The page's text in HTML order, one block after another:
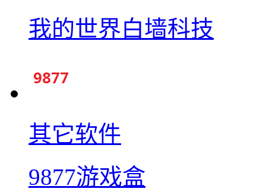
我的世界白墙科技
其它软件
9877游戏盒